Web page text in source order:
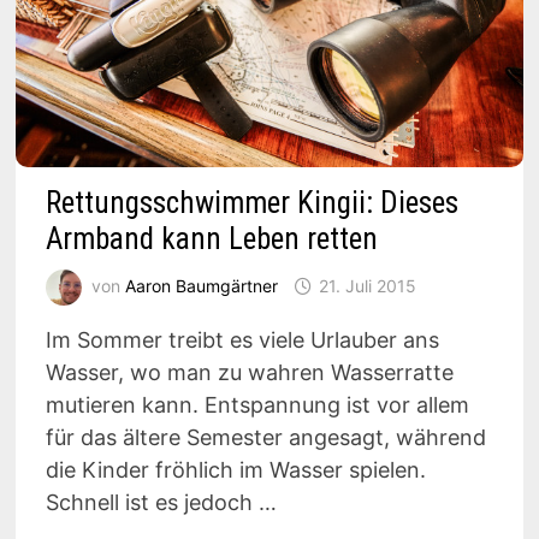
Rettungsschwimmer Kingii: Dieses
Armband kann Leben retten
von Aaron Baumgärtner 21. Juli 2015
Im Sommer treibt es viele Urlauber ans
Wasser, wo man zu wahren Wasserratte
mutieren kann. Entspannung ist vor allem
für das ältere Semester angesagt, während
die Kinder fröhlich im Wasser spielen.
Schnell ist es jedoch …